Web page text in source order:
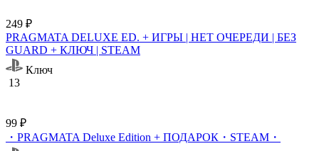
249 ₽
PRAGMATA DELUXE ED. + ИГРЫ | НЕТ ОЧЕРЕДИ | БЕЗ
GUARD + КЛЮЧ | STEAM
Ключ
13
99 ₽
・PRAGMATA Deluxe Edition + ПОДАРОК・STEAM・